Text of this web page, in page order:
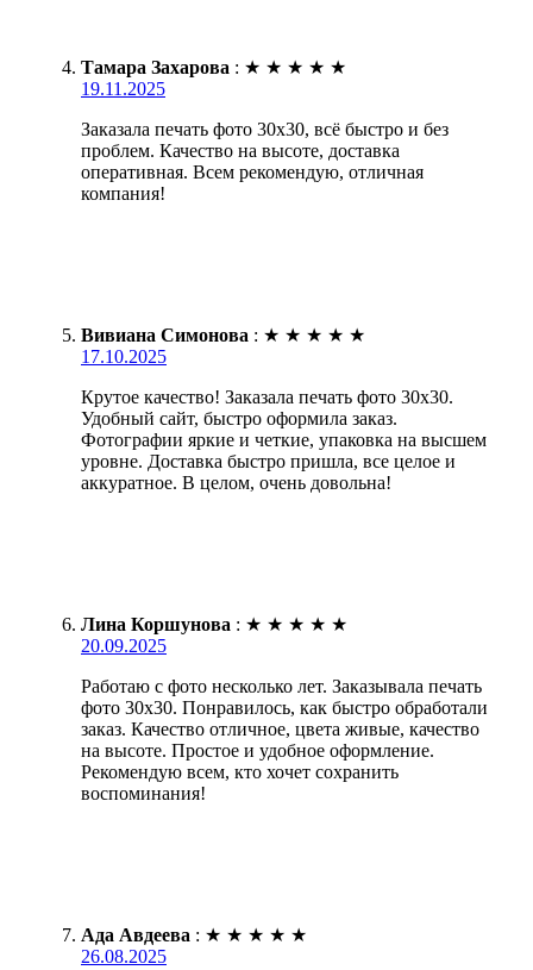
Тамара Захарова : ★ ★ ★ ★ ★
19.11.2025
Заказала печать фото 30х30, всё быстро и без
проблем. Качество на высоте, доставка
оперативная. Всем рекомендую, отличная
компания!
Вивиана Симонова : ★ ★ ★ ★ ★
17.10.2025
Крутое качество! Заказала печать фото 30х30.
Удобный сайт, быстро оформила заказ.
Фотографии яркие и четкие, упаковка на высшем
уровне. Доставка быстро пришла, все целое и
аккуратное. В целом, очень довольна!
Лина Коршунова : ★ ★ ★ ★ ★
20.09.2025
Работаю с фото несколько лет. Заказывала печать
фото 30х30. Понравилось, как быстро обработали
заказ. Качество отличное, цвета живые, качество
на высоте. Простое и удобное оформление.
Рекомендую всем, кто хочет сохранить
воспоминания!
Ада Авдеева : ★ ★ ★ ★ ★
26.08.2025